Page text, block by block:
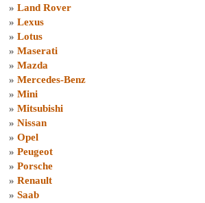
» Land Rover
» Lexus
» Lotus
» Maserati
» Mazda
» Mercedes-Benz
» Mini
» Mitsubishi
» Nissan
» Opel
» Peugeot
» Porsche
» Renault
» Saab